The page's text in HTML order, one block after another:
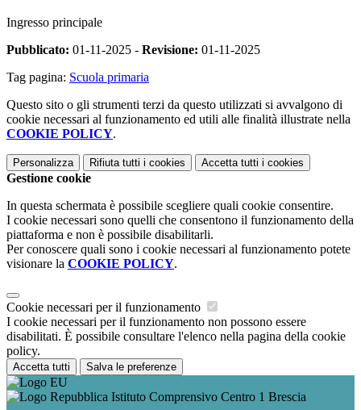
Ingresso principale
Pubblicato: 01-11-2025 - Revisione: 01-11-2025
Tag pagina: Scuola primaria
Questo sito o gli strumenti terzi da questo utilizzati si avvalgono di
cookie necessari al funzionamento ed utili alle finalità illustrate nella
COOKIE POLICY.
Personalizza Rifiuta tutti i cookies Accetta tutti i cookies
Gestione cookie
In questa schermata è possibile scegliere quali cookie consentire.
I cookie necessari sono quelli che consentono il funzionamento della
piattaforma e non è possibile disabilitarli.
Per conoscere quali sono i cookie necessari al funzionamento potete
visionare la COOKIE POLICY.
Cookie necessari per il funzionamento
I cookie necessari per il funzionamento non possono essere
disabilitati. È possibile consultare l'elenco nella pagina della cookie
policy.
Accetta tutti Salva le preferenze
Istituto Comprensivo Centro 1 Brescia